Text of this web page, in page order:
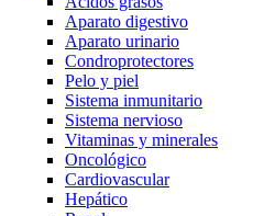
Aparato digestivo
Aparato urinario
Condroprotectores
Pelo y piel
Sistema inmunitario
Sistema nervioso
Vitaminas y minerales
Oncológico
Cardiovascular
Hepático